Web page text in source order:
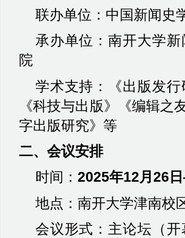
联办单位：中国新闻史
承办单位：南开大学
院
学术支持：《出版发
《科技与出版》《编辑
字出版研究》等
二、会议安排
时间： 2025年12月 26
地点：南开大学津南校
会议形式：主论坛（